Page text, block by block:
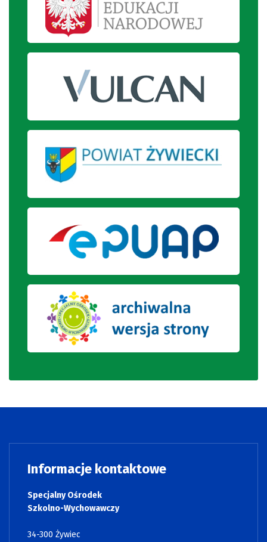
Informacje kontaktowe
Specjalny Ośrodek
Szkolno-Wychowawczy
34-300 Żywiec